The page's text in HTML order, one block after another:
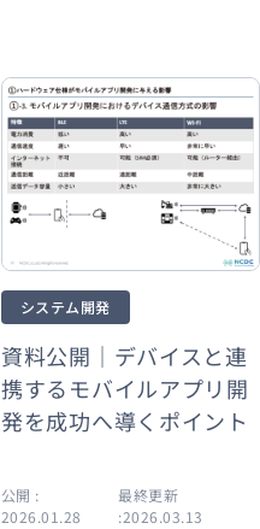
システム開発
資料公開｜デバイスと連
携するモバイルアプリ開
発を成功へ導くポイント
公開 :
2026.01.28
最終更新
:2026.03.13